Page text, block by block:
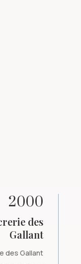
2000
des
Gallant
des Gallant